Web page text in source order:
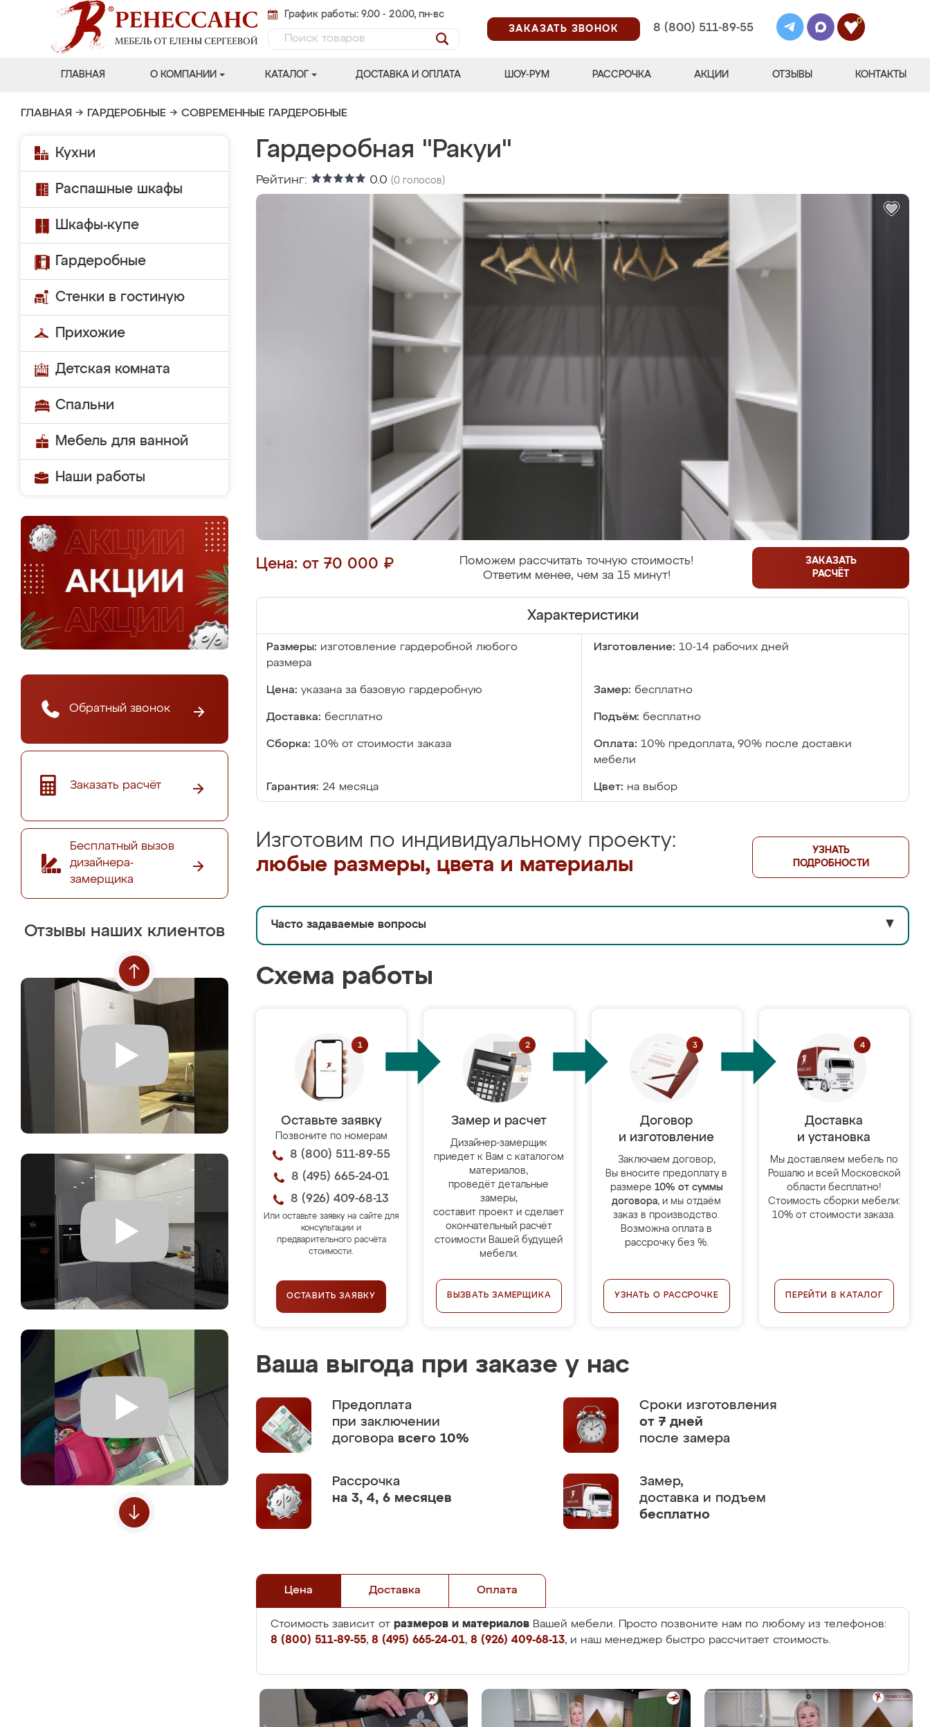
График работы: 9.00 - 20.00, пн-вс
ЗАКАЗАТЬ ЗВОНОК
8 (800) 511-89-55
0
ГЛАВНАЯ О КОМПАНИИ КАТАЛОГ ДОСТАВКА И ОПЛАТА ШОУ-РУМ РАССРОЧКА АКЦИИ ОТЗЫВЫ КОНТАКТЫ
ГЛАВНАЯ → ГАРДЕРОБНЫЕ → СОВРЕМЕННЫЕ ГАРДЕРОБНЫЕ
Кухни
Распашные шкафы
Шкафы-купе
Гардеробные
Стенки в гостиную
Прихожие
Детская комната
Спальни
Мебель для ванной
Наши работы
Обратный звонок
Заказать расчёт
Бесплатный вызов
дизайнера-
замерщика
Отзывы наших клиентов
Гардеробная "Ракуи"
Рейтинг: 0.0 (0 голосов)
Цена: от 70 000 ₽
Поможем рассчитать точную стоимость!
Ответим менее, чем за 15 минут!
ЗАКАЗАТЬ
РАСЧЁТ
Характеристики
Размеры: изготовление гардеробной любого
размера
Изготовление: 10-14 рабочих дней
Цена: указана за базовую гардеробную Замер: бесплатно
Доставка: бесплатно Подъём: бесплатно
Сборка: 10% от стоимости заказа Оплата: 10% предоплата, 90% после доставки
мебели
Гарантия: 24 месяца Цвет: на выбор
Изготовим по индивидуальному проекту:
любые размеры, цвета и материалы
УЗНАТЬ
ПОДРОБНОСТИ
Часто задаваемые вопросы ▼
Схема работы
Оставьте заявку
Позвоните по номерам
8 (800) 511-89-55
8 (495) 665-24-01
8 (926) 409-68-13
Или оставьте заявку на сайте для
консультации и
предварительного расчёта
стоимости.
ОСТАВИТЬ ЗАЯВКУ
Замер и расчет
Дизайнер-замерщик
приедет к Вам с каталогом
материалов,
проведёт детальные
замеры,
составит проект и сделает
окончательный расчёт
стоимости Вашей будущей
мебели.
ВЫЗВАТЬ ЗАМЕРЩИКА
Договор
и изготовление
Заключаем договор,
Вы вносите предоплату в
размере 10% от суммы
договора, и мы отдаём
заказ в производство.
Возможна оплата в
рассрочку без %.
УЗНАТЬ О РАССРОЧКЕ
Доставка
и установка
Мы доставляем мебель по
Рошалю и всей Московской
области бесплатно!
Стоимость сборки мебели:
10% от стоимости заказа.
ПЕРЕЙТИ В КАТАЛОГ
Ваша выгода при заказе у нас
Предоплата
при заключении
договора всего 10%
Сроки изготовления
от 7 дней
после замера
Рассрочка
на 3, 4, 6 месяцев
Замер,
доставка и подъем
бесплатно
Цена Доставка Оплата
Стоимость зависит от размеров и материалов Вашей мебели. Просто позвоните нам по любому из телефонов:
8 (800) 511-89-55, 8 (495) 665-24-01, 8 (926) 409-68-13, и наш менеджер быстро рассчитает стоимость.